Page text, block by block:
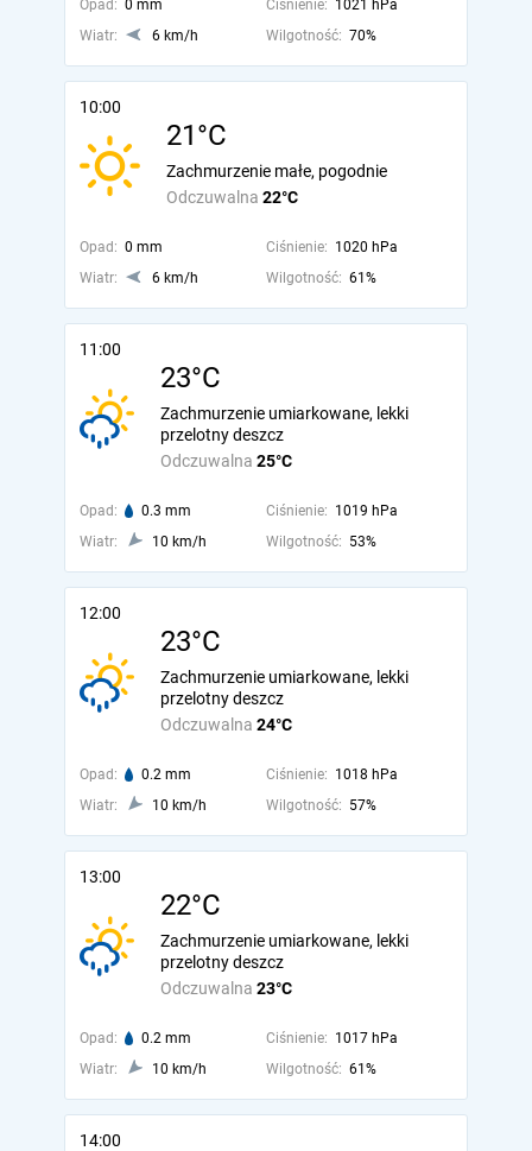
Opad: 0 mm Ciśnienie: 1021 hPa
Wiatr:
6 km/h Wilgotność: 70%
10:00
21°C
Odczuwalna 22°C
Zachmurzenie małe, pogodnie
Opad: 0 mm Ciśnienie: 1020 hPa
Wiatr:
6 km/h Wilgotność: 61%
11:00
23°C
Odczuwalna 25°C
Zachmurzenie umiarkowane, lekki
przelotny deszcz
Opad: 0.3 mm Ciśnienie: 1019 hPa
Wiatr:
10 km/h Wilgotność: 53%
12:00
23°C
Odczuwalna 24°C
Zachmurzenie umiarkowane, lekki
przelotny deszcz
Opad: 0.2 mm Ciśnienie: 1018 hPa
Wiatr:
10 km/h Wilgotność: 57%
13:00
22°C
Odczuwalna 23°C
Zachmurzenie umiarkowane, lekki
przelotny deszcz
Opad: 0.2 mm Ciśnienie: 1017 hPa
Wiatr:
10 km/h Wilgotność: 61%
14:00